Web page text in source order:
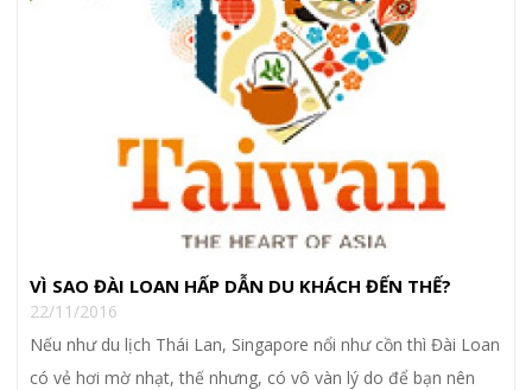
VÌ SAO ĐÀI LOAN HẤP DẪN DU KHÁCH ĐẾN THẾ?
22/11/2016
Nếu như du lịch Thái Lan, Singapore nổi như cồn thì Đài Loan
có vẻ hơi mờ nhạt, thế nhưng, có vô vàn lý do để bạn nên